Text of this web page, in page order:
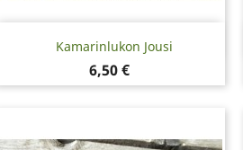
Kamarinlukon Jousi
Hinta
6,50 €
Pikakatselu